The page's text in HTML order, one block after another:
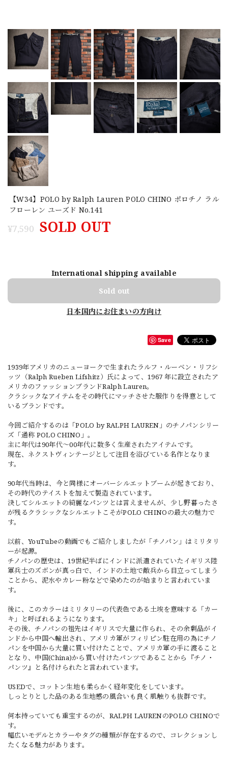
【W34】POLO by Ralph Lauren POLO CHINO ポロチノ ラル
フローレン ユーズド No.141
¥7,590 SOLD OUT
International shipping available
Sold out
日本国内にお住まいの方向け
Save
1939年アメリカのニューヨークで生まれたラルフ・ルーベン・リフシ
ッツ（Ralph Rueben Lifshitz）氏によって、1967 年に設立されたア
メリカのファッションブランドRalph Lauren。
クラシックなアイテムをその時代にマッチさせた服作りを得意として
いるブランドです。
今回ご紹介するのは「POLO by RALPH LAUREN」のチノパンシリー
ズ「通称 POLO CHINO」。
主に年代は90年代～00年代に数多く生産されたアイテムです。
現在、ネクストヴィンテージとして注目を浴びている名作となりま
す。
90年代当時は、今と同様にオーバーシルエットブームが起きており、
その時代のテイストを加えて製造されています。
決してシルエットの綺麗なパンツとは言えませんが、少し野暮ったさ
が残るクラシックなシルエットこそがPOLO CHINOの最大の魅力で
す。
以前、YouTubeの動画でもご紹介しましたが「チノパン」はミリタリ
ーが起源。
チノパンの歴史は、19世紀半ばにインドに派遣されていたイギリス陸
軍兵士のズボンが真っ白で、インドの土地で敵兵から目立ってしまう
ことから、泥水やカレー粉などで染めたのが始まりと言われていま
す。
後に、このカラーはミリタリーの代表色である土埃を意味する「カー
キ」と呼ばれるようになります。
その後、チノパンの祖先はイギリスで大量に作られ、その余剰品がイ
ンドから中国へ輸出され、アメリカ軍がフィリピン駐在用の為にチノ
パンを中国から大量に買い付けたことで、アメリカ軍の手に渡ること
となり、中国(China)から買い付けたパンツであることから『チノ・
パンツ』と名付けられたと言われています。
USEDで、コットン生地も柔らかく経年変化をしています。
しっとりとした品のある生地感の風合いも良く肌触りも抜群です。
何本持っていても重宝するのが、RALPH LAURENのPOLO CHINOで
す。
幅広いモデルとカラーやタグの種類が存在するので、コレクションし
たくなる魅力があります。